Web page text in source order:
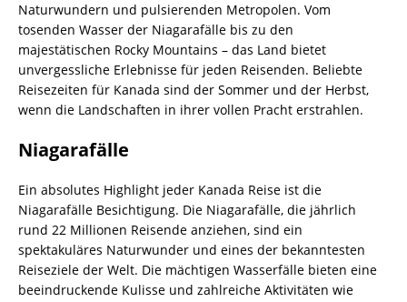
Naturwundern und pulsierenden Metropolen. Vom
tosenden Wasser der Niagarafälle bis zu den
majestätischen Rocky Mountains – das Land bietet
unvergessliche Erlebnisse für jeden Reisenden. Beliebte
Reisezeiten für Kanada sind der Sommer und der Herbst,
wenn die Landschaften in ihrer vollen Pracht erstrahlen.
Niagarafälle
Ein absolutes Highlight jeder Kanada Reise ist die
Niagarafälle Besichtigung. Die Niagarafälle, die jährlich
rund 22 Millionen Reisende anziehen, sind ein
spektakuläres Naturwunder und eines der bekanntesten
Reiseziele der Welt. Die mächtigen Wasserfälle bieten eine
beeindruckende Kulisse und zahlreiche Aktivitäten wie